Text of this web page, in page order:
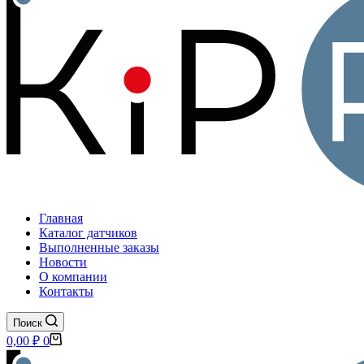
Главная
Каталог датчиков
Выполненные заказы
Новости
О компании
Контакты
Поиск
Корзина
0,00 ₽ 0